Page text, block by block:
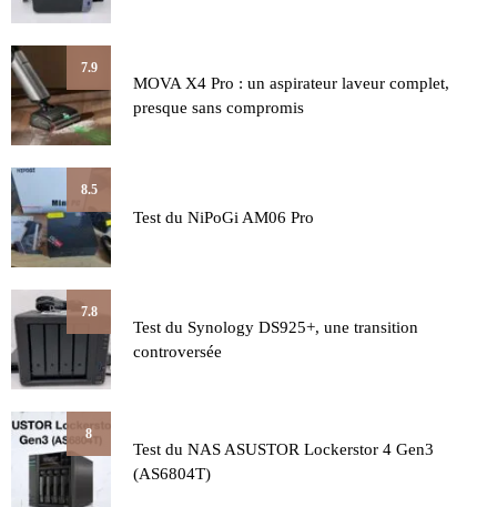
7.9
MOVA X4 Pro : un aspirateur laveur complet,
presque sans compromis
8.5
Test du NiPoGi AM06 Pro
7.8
Test du Synology DS925+, une transition
controversée
8
Test du NAS ASUSTOR Lockerstor 4 Gen3
(AS6804T)